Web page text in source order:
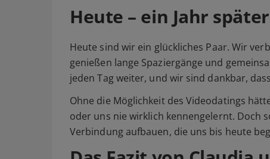
Heute – ein Jahr später
Heute sind wir ein glückliches Paar. Wir
genießen lange Spaziergänge und
jeden Tag weiter, und wir sind dankbar,
Ohne die Möglichkeit des Videodatings
oder uns nie wirklich kennengelernt. Doch
Verbindung aufbauen, die uns bis heute